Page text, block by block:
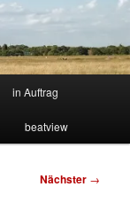
in Auftrag
beatview
Nächster →